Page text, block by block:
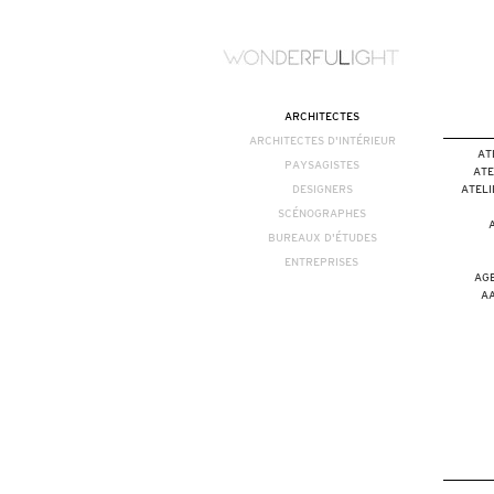
ARCHITECTES
ARCHITECTES D'INTÉRIEUR
PAYSAGISTES
DESIGNERS
SCÉNOGRAPHES
BUREAUX D'ÉTUDES
ENTREPRISES